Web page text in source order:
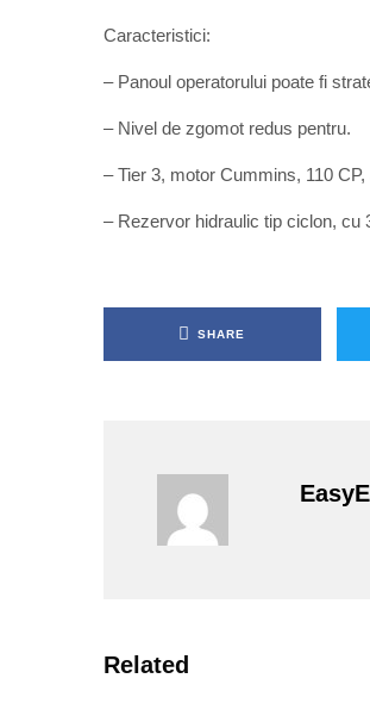
Caracteristici:
– Panoul operatorului poate fi
– Nivel de zgomot redus pentru.
– Tier 3, motor Cummins, 110
– Rezervor hidraulic tip ciclon, cu
SHARE
Related